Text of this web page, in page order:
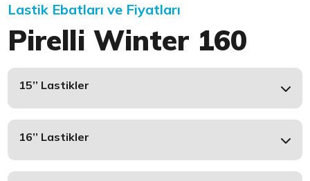
Lastik Ebatları ve Fiyatları
Pirelli Winter 160
15’’ Lastikler
16’’ Lastikler